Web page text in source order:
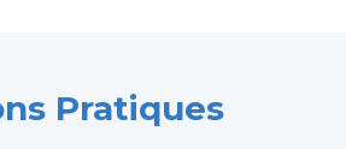
Pratiques